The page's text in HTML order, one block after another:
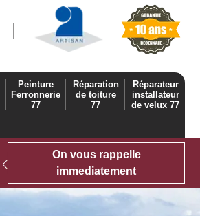
Peinture
Ferronnerie
77
Réparation
de toiture
77
Réparateur
installateur
de velux 77
On vous rappelle
immediatement